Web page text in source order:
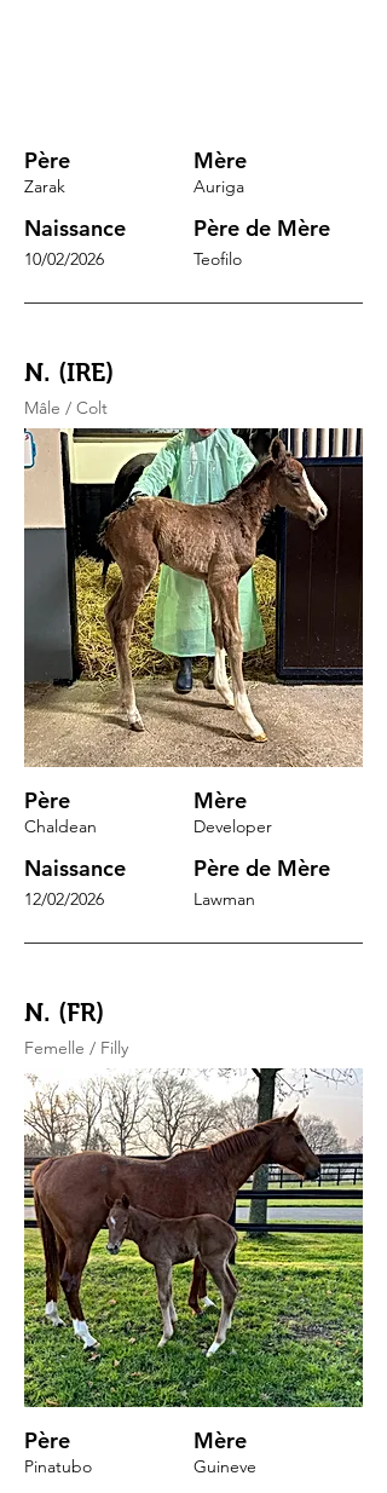
Père
Zarak
Naissance
10/02/2026
Mère
Auriga
Père de Mère
Teofilo
N. (IRE)
Mâle / Colt
Père
Chaldean
Naissance
12/02/2026
Mère
Developer
Père de Mère
Lawman
N. (FR)
Femelle / Filly
Père
Pinatubo
Mère
Guineve